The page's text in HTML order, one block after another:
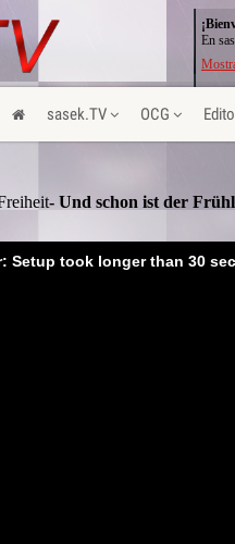
sasek.TV OCG
En
- Und schon ist der
Setup took longer than 30